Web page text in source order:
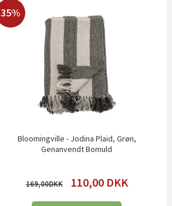
35%
Bloomingville - Jodina Plaid, Grøn,
Genanvendt Bomuld
169,00 110,00 DKK